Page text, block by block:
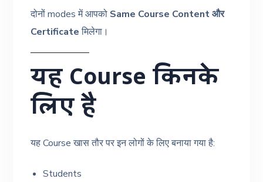
दोनों modes में आपको Same Course Content और
Certificateमिलेगा।
यह Course किनके
लिए है
यह Course खास तौर पर इन लोगों के लिए बनाया गया है:
Students